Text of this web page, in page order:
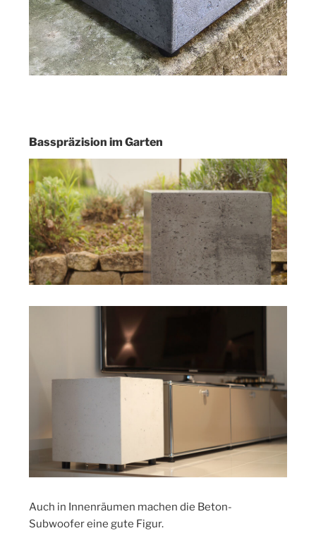
Basspräzision im Garten
Auch in Innenräumen machen die Beton-
Subwoofer eine gute Figur.